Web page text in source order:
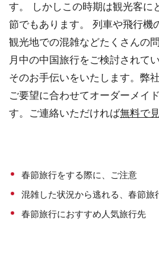
す。 しかしこの時期は観光客に
節でもあります。 列車や飛行機
観光地での混雑などたくさんの
月中の中国旅行をご検討されて
そのお手伝いをいたします。弊
ご要望に合わせてオーダーメイ
す。ご連絡いただければ無料で
春節旅行をする際に、ご注意
混雑した状況から逃れる、春節旅
春節旅行におすすめ人気旅行先